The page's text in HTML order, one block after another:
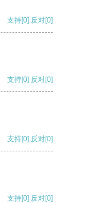
支持[0] 反对[0]
支持[0] 反对[0]
支持[0] 反对[0]
支持[0] 反对[0]